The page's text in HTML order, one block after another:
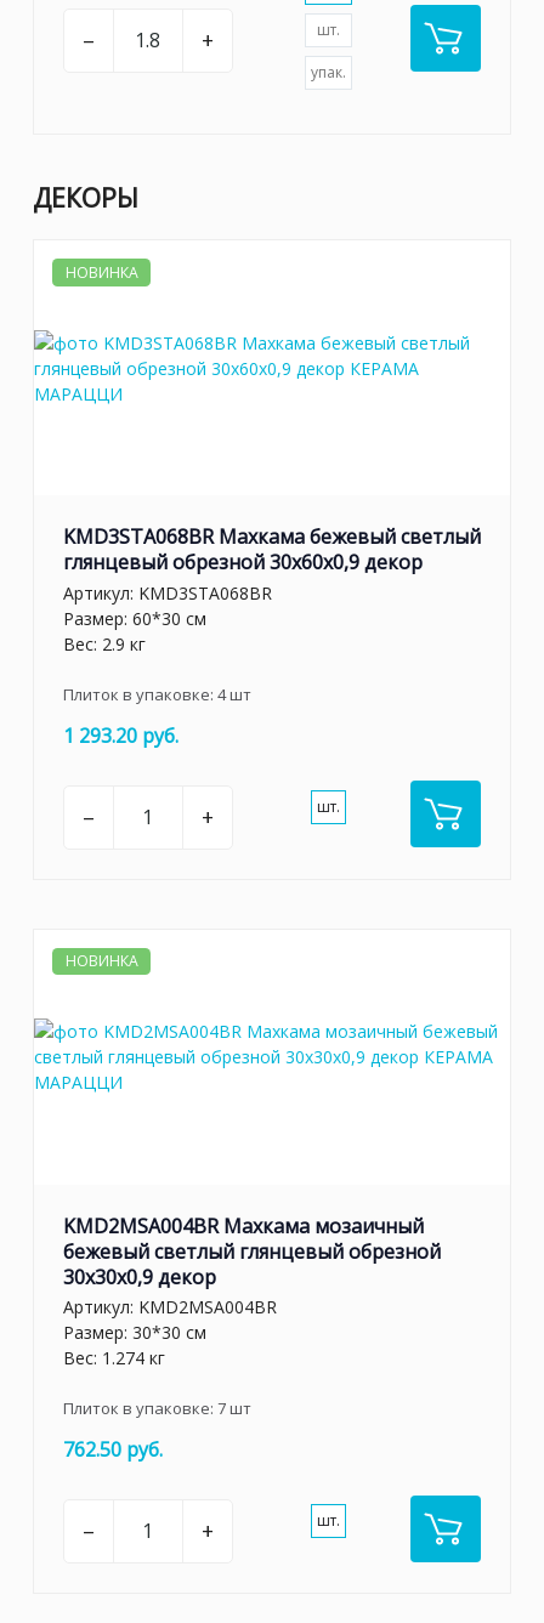
– + шт.
упак.
ДЕКОРЫ
НОВИНКА
KMD3STA068BR Махкама бежевый светлый
глянцевый обрезной 30x60x0,9 декор
Артикул: KMD3STA068BR
Размер: 60*30 см
Вес: 2.9 кг
Плиток в упаковке: 4шт
1 293.20 руб.
– + шт.
НОВИНКА
KMD2MSA004BR Махкама мозаичный
бежевый светлый глянцевый обрезной
30x30x0,9 декор
Артикул: KMD2MSA004BR
Размер: 30*30 см
Вес: 1.274 кг
Плиток в упаковке: 7шт
762.50 руб.
– + шт.